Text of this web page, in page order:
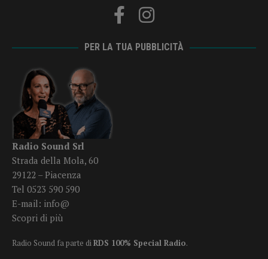
PER LA TUA PUBBLICITÀ
Radio Sound Srl
Strada della Mola, 60
29122 – Piacenza
Tel 0523 590 590
E-mail: info@
Scopri di più
Radio Sound fa parte diRDS 100% Special Radio.